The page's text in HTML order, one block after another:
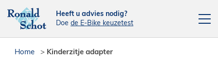
Heeft u advies nodig?
Doe de E-Bike keuzetest
Elektrische fietsen
Home > Kinderzitje adapter